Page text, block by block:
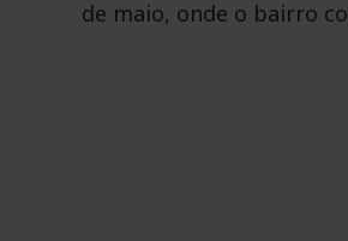
de maio, onde o bairro